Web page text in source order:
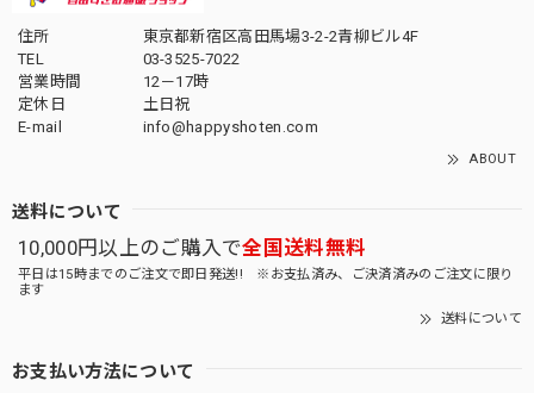
住所
東京都新宿区高田馬場3-2-2青柳ビル4F
TEL
03-3525-7022
営業時間
12－17時
定休日
土日祝
E-mail
info@happyshoten.com
ABOUT
送料について
10,000円以上のご購入で全国送料無料
平日は15時までのご注文で即日発送!! ※お支払済み、ご決済済みのご注文に限り
ます
送料について
お支払い方法について